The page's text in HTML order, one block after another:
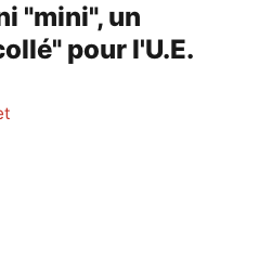
"mini", un
pour l'U.E.